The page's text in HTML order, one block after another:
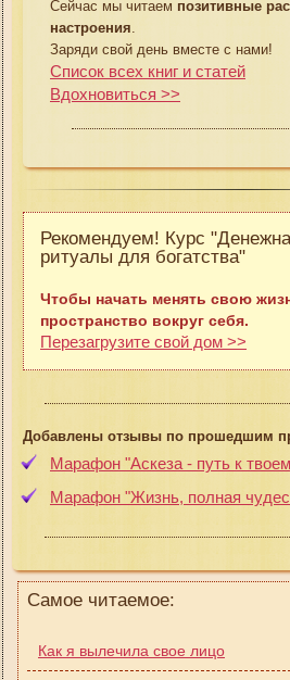
Сейчас мы читаем позитивные
настроения
Заряди свой день вместе с нами!
Список всех книг и статей
Вдохновиться >>
Рекомендуем! Курс
ритуалы для богатства"
Чтобы начать менять свою
пространство вокруг себя.
Перезагрузите свой дом >>
Добавлены отзывы по прошедшим
Марафон "Аскеза - путь к
Марафон "Жизнь, полная
Самое читаемое:
Как я вылечила свое лицо